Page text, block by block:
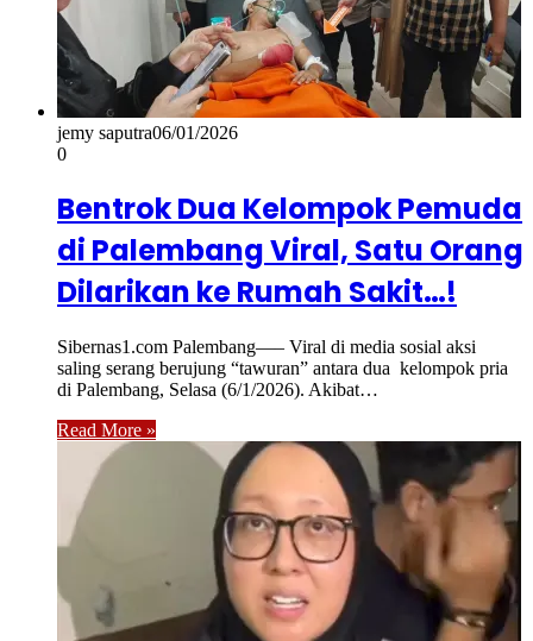
jemy saputra06/01/2026
0
Bentrok Dua Kelompok Pemuda
di Palembang Viral, Satu Orang
Dilarikan ke Rumah Sakit…!
Sibernas1.com Palembang—– Viral di media sosial aksi
saling serang berujung “tawuran” antara dua kelompok pria
di Palembang, Selasa (6/1/2026). Akibat…
Read More »